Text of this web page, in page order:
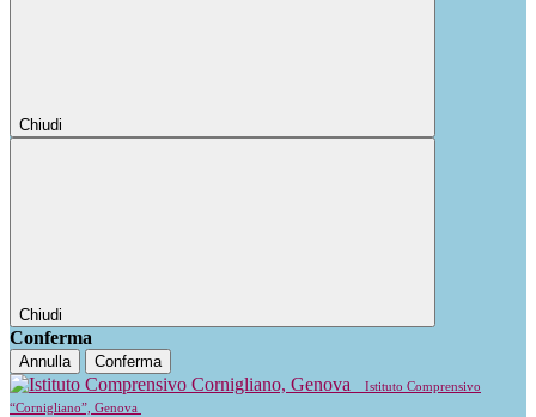
Chiudi
Chiudi
Conferma
Annulla Conferma
Istituto Comprensivo
“Cornigliano”, Genova